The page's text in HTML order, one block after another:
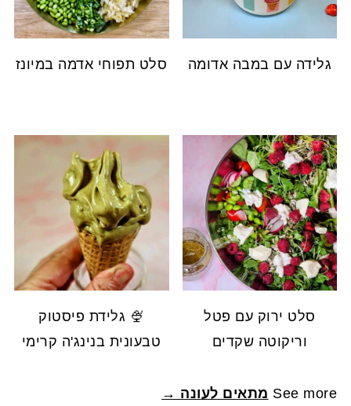
גלידה עם במבה אדומה סלט תפוחי אדמה במיונז
סלט ירוק עם פטל
וריקוטה שקדים
🍨 גלידת פיסטוק
טבעונית בנינג'ה קרימי
See more מתאים לעונה →